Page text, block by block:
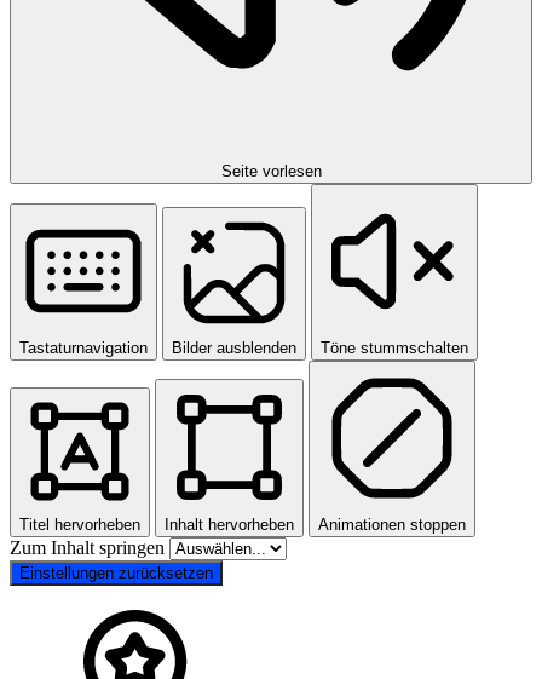
Seite vorlesen
Tastaturnavigation Bilder ausblenden Töne stummschalten
Titel hervorheben Inhalt hervorheben Animationen stoppen
Zum Inhalt springen
Einstellungen zurücksetzen